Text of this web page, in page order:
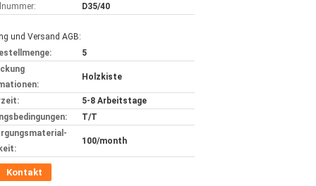
D35/40
und Versand AGB:
5
Holzkiste
5-8 Arbeitstage
T/T
100/month
Kontakt